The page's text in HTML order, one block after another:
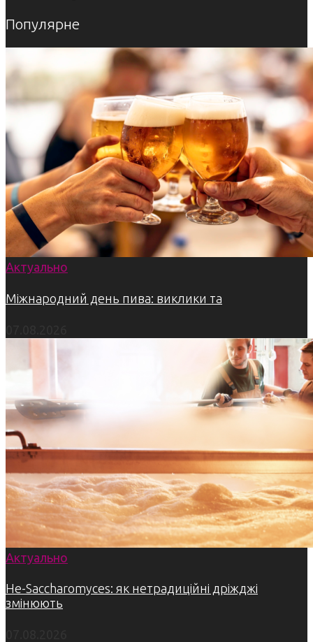
Популярне
Актуально
Міжнародний день пива: виклики та
Актуально
Не-Saccharomyces: як нетрадиційні дріжджі
змінюють